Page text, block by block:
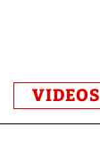
VIDEOS